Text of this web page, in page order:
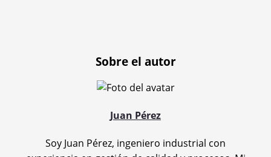
Sobre el autor
Juan Pérez
Soy Juan Pérez, ingeniero industrial con